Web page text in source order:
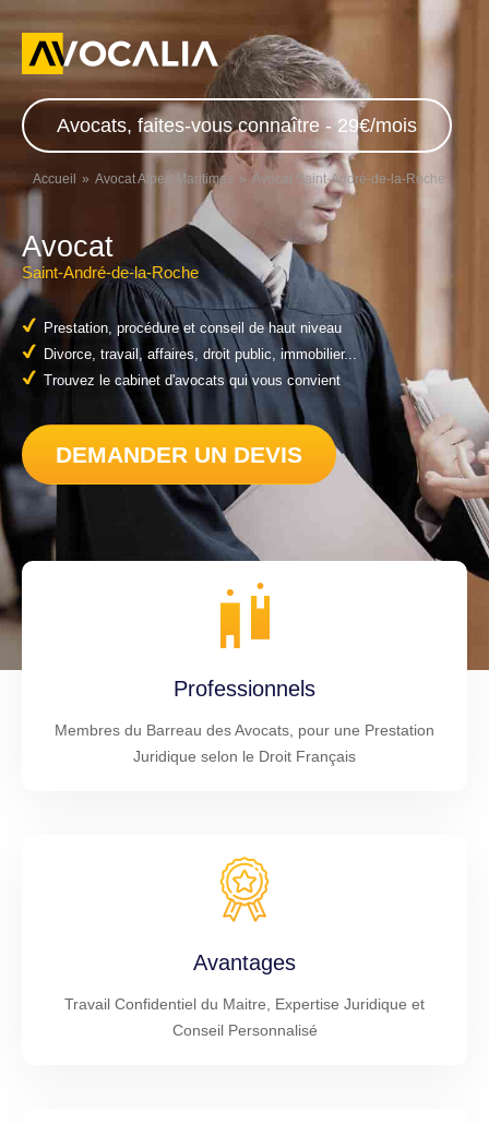
Avocats, faites-vous connaître - 29€/mois
Accueil Avocat Alpes-Maritimes Avocat Saint-André-de-la-Roche
Avocat
Saint-André-de-la-Roche
Prestation, procédure et conseil de haut niveau
Divorce, travail, affaires, droit public, immobilier...
Trouvez le cabinet d'avocats qui vous convient
DEMANDER UN DEVIS
Professionnels
Membres du Barreau des Avocats, pour une Prestation
Juridique selon le Droit Français
Avantages
Travail Confidentiel du Maitre, Expertise Juridique et
Conseil Personnalisé